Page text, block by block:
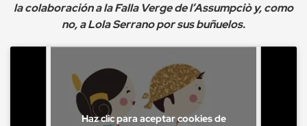
la colaboración a la Falla Verge del’Assumpciò y, como
no, a Lola Serrano por sus buñuelos.
Haz clic para aceptar cookies de